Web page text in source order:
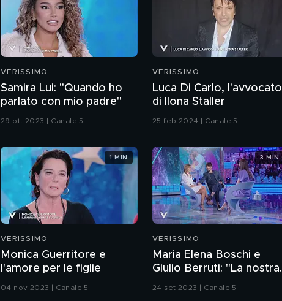
VERISSIMO
Samira Lui: "Quando ho
parlato con mio padre"
29 ott 2023 | Canale 5
VERISSIMO
Luca Di Carlo, l'avvocato
di Ilona Staller
25 feb 2024 | Canale 5
VERISSIMO
Monica Guerritore e
l'amore per le figlie
04 nov 2023 | Canale 5
1 MIN
VERISSIMO
Maria Elena Boschi e
Giulio Berruti: "La nostra
storia d'amore"
24 set 2023 | Canale 5
3 MIN